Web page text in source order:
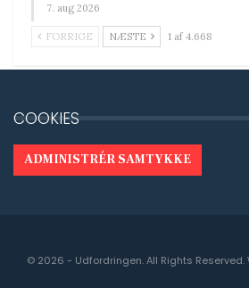
7. aug 2026
FORRIGE NÆSTE 1 af 4.668
COOKIES
ADMINISTRÉR SAMTYKKE
© 2026 - Udfordringen. All Rights Reserved.